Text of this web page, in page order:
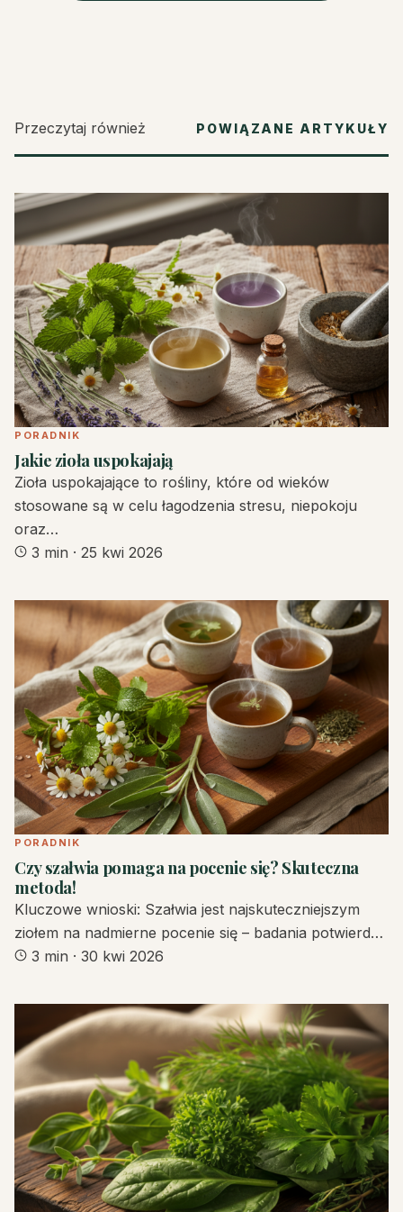
Przeczytaj również POWIĄZANE ARTYKUŁY
PORADNIK
Jakie zioła uspokajają
Zioła uspokajające to rośliny, które od wieków
stosowane są w celu łagodzenia stresu, niepokoju
oraz…
3 min · 25 kwi 2026
PORADNIK
Czy szałwia pomaga na pocenie się? Skuteczna
metoda!
Kluczowe wnioski: Szałwia jest najskuteczniejszym
ziołem na nadmierne pocenie się – badania potwierd…
3 min · 30 kwi 2026